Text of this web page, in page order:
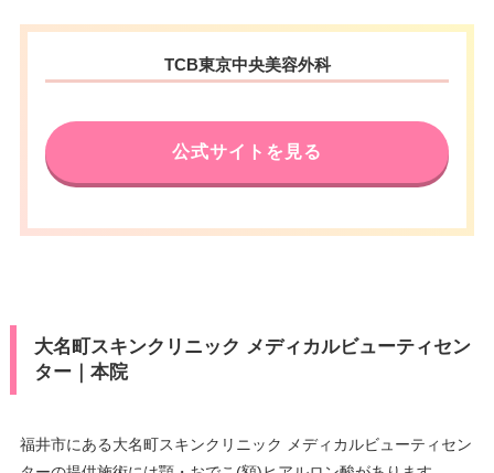
TCB東京中央美容外科
公式サイトを見る
大名町スキンクリニック メディカルビューティセン
ター｜本院
福井市にある大名町スキンクリニック メディカルビューティセン